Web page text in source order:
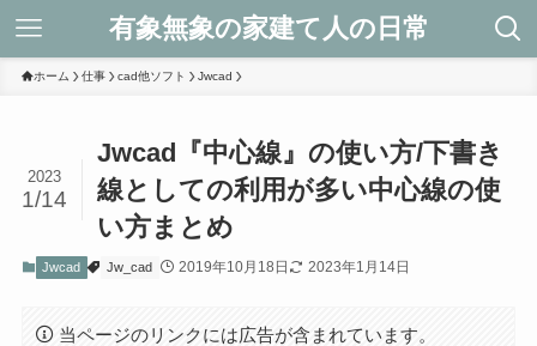
有象無象の家建て人の日常
ホーム 仕事 cad他ソフト Jwcad
Jwcad『中心線』の使い方/下書き
線としての利用が多い中心線の使
い方まとめ
2023
1/14
Jwcad Jw_cad 2019年10月18日 2023年1月14日
当ページのリンクには広告が含まれています。